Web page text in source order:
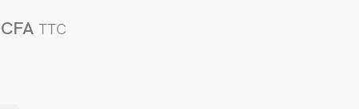
CFA TTC